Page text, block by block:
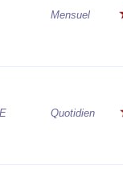
Mensuel
Quotidien